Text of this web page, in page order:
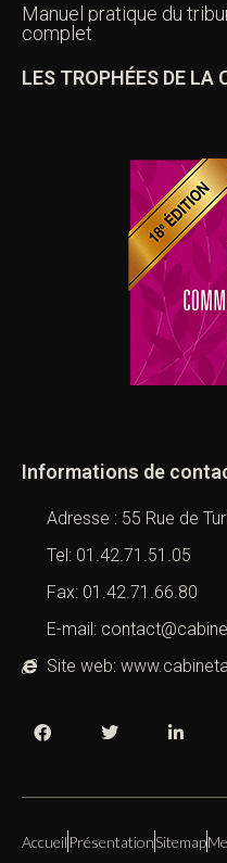
Manuel pratique du
complet
LES TROPHÉES DE
Informations de
Adresse : 55 Rue de
Tel: 01.42.71.51.05
Fax: 01.42.71.66.80
E-mail:
Site web:
Accueil PrésentationSitemap